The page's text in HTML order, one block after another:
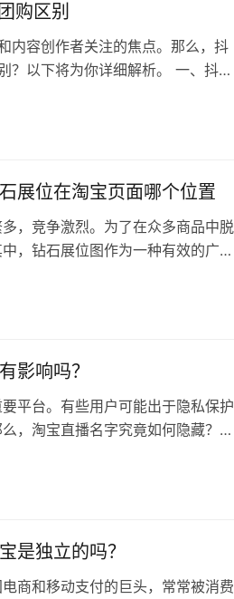
购区别
内容创作者关注的焦点。那么，抖
？以下将为你详细解析。 一、抖音
展位在淘宝页面哪个位置
，竞争激烈。为了在众多商品中脱
，钻石展位图作为一种有效的广告
影响吗？
平台。有些用户可能出于隐私保护
，淘宝直播名字究竟如何隐藏？这
是独立的吗？
商和移动支付的巨头，常常被消费